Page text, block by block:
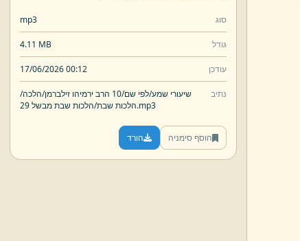
סוג mp3
גודל 4.11 MB
עודכן 17/06/2026 00:12
נתיב שיעורי שמע/לפי שם/10 הרב ירמיהו זילברמן/
הלכה/
הלכות שבת/הלכות שבת מבשל 29.mp3
הוסף סימניה הורד